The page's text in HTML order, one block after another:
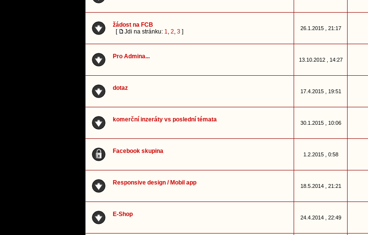
žádost na FCB
[
Jdi na stránku: 1, 2, 3 ] 26.1.2015 , 21:17
Pro Admina... 13.10.2012 , 14:27
dotaz 17.4.2015 , 19:51
komerční inzeráty vs poslední témata 30.1.2015 , 10:06
Facebook skupina 1.2.2015 , 0:58
Responsive design / Mobil app 18.5.2014 , 21:21
E-Shop 24.4.2014 , 22:49